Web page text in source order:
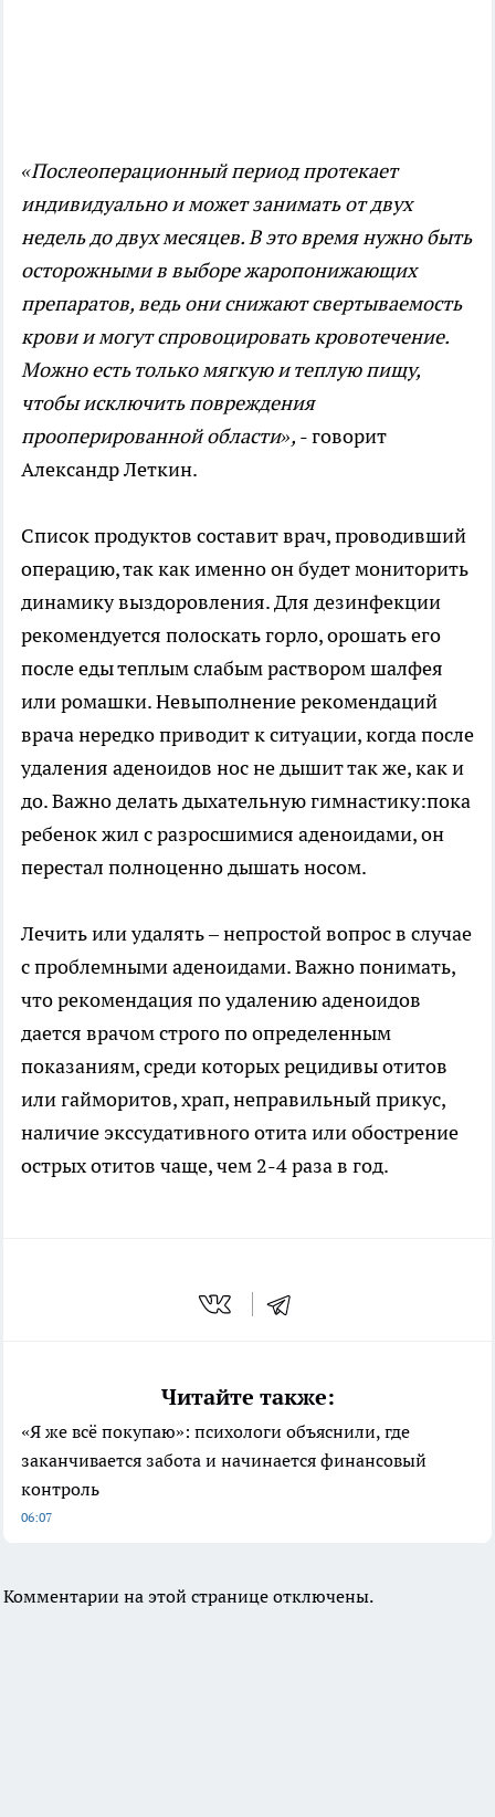
«Послеоперационный период протекает
индивидуально и может занимать от двух
недель до двух месяцев. В это время нужно быть
осторожными в выборе жаропонижающих
препаратов, ведь они снижают свертываемость
крови и могут спровоцировать кровотечение.
Можно есть только мягкую и теплую пищу,
чтобы исключить повреждения
прооперированной области», - говорит
Александр Леткин.
Список продуктов составит врач, проводивший
операцию, так как именно он будет мониторить
динамику выздоровления. Для дезинфекции
рекомендуется полоскать горло, орошать его
после еды теплым слабым раствором шалфея
или ромашки. Невыполнение рекомендаций
врача нередко приводит к ситуации, когда после
удаления аденоидов нос не дышит так же, как и
до. Важно делать дыхательную гимнастику:пока
ребенок жил с разросшимися аденоидами, он
перестал полноценно дышать носом.
Лечить или удалять – непростой вопрос в случае
с проблемными аденоидами. Важно понимать,
что рекомендация по удалению аденоидов
дается врачом строго по определенным
показаниям, среди которых рецидивы отитов
или гайморитов, храп, неправильный прикус,
наличие экссудативного отита или обострение
острых отитов чаще, чем 2-4 раза в год.
Читайте также:
«Я же всё покупаю»: психологи объяснили, где
заканчивается забота и начинается финансовый
контроль
06:07
Комментарии на этой странице отключены.